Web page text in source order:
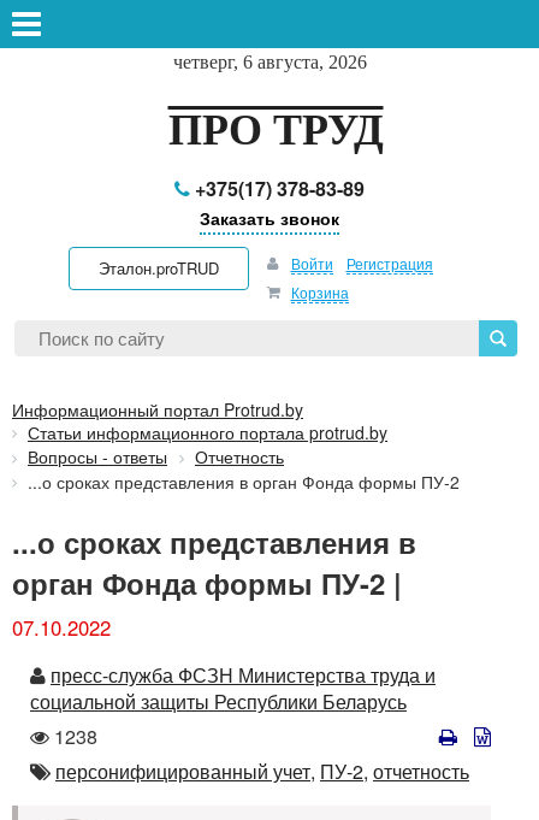
четверг, 6 августа, 2026
ПРО ТРУД
+375(17) 378-83-89
Заказать звонок
Эталон.proTRUD Войти
Регистрация
Корзина
Информационный портал Protrud.by
Статьи информационного портала protrud.by
Вопросы - ответы
Отчетность
...о сроках представления в орган Фонда формы ПУ-2
...о сроках представления в
орган Фонда формы ПУ-2 |
07.10.2022
Автор
пресс-служба ФСЗН Министерства труда и
социальной защиты Республики Беларусь
Количество
просмотров
1238
Автор
персонифицированный учет, ПУ-2, отчетность